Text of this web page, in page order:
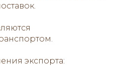
экспорта: